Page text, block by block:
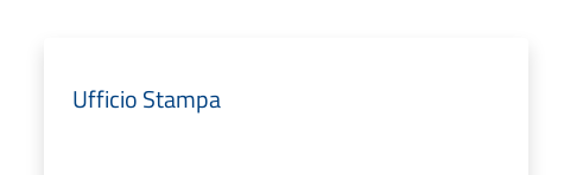
Ufficio Stampa